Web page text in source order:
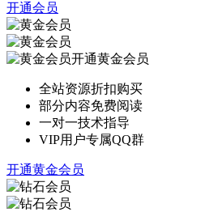
开通会员
开通黄金会员
全站资源折扣购买
部分内容免费阅读
一对一技术指导
VIP用户专属QQ群
开通黄金会员